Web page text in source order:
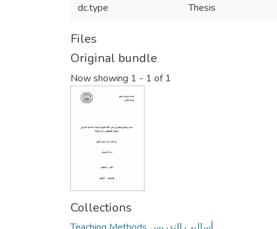
dc.type Thesis
Files
Original bundle
Now showing 1 - 1 of 1
Collections